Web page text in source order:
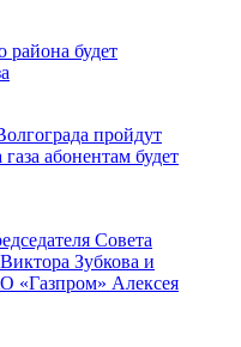
района будет
пройдут
абонентам будет
Совета
Зубкова и
«Газпром» Алексея